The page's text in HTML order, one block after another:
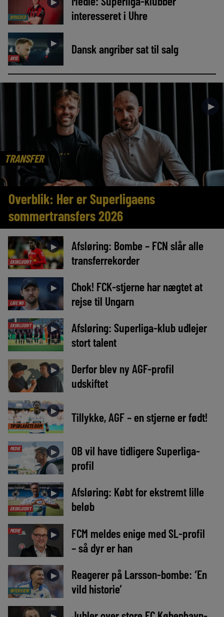
NYHEDER
interesseret i Uhre
AVIS
► Dansk angriber sat til salg
TRANSFER
►
Overblik: Her er Superligaens
sommertransfers 2026
EKSKLUSIVT
►
Afsløring: Bombe – FCN slår alle
transferrekorder
LIGE NU
►
Chok! FCK-stjerne har nægtet at
rejse til Ungarn
EKSKLUSIVT ►
Afsløring: Superliga-klub udlejer
stort talent
►
Derfor blev ny AGF-profil
udskiftet
TIPSBLADETS DOM
► Tillykke, AGF – en stjerne er født!
MEDIE ►
OB vil have tidligere Superliga-
profil
EKSKLUSIVT
►
Afsløring: Købt for ekstremt lille
beløb
MEDIE ►
FCM meldes enige med SL-profil
– så dyr er han
INTERVIEW
►
Reagerer på Larsson-bombe: ‘En
vild historie’